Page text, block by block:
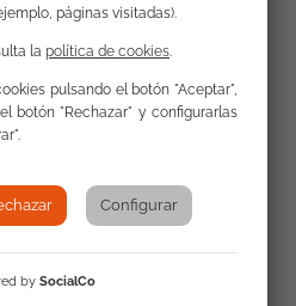
alejadas del mercado de
general de la Fundación
resaltando la
de este tipo de
plazo” para que los
transformadores.
las oportunidades que
en relación a su
la trasformación social,
páginas visitadas).
la política de cookies.
pulsando el botón "Aceptar",
botón "Rechazar" y configurarlas
Configurar
by SocialCo